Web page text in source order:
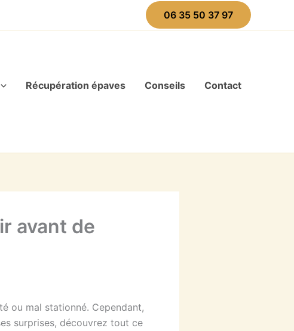
06 35 50 37 97
Récupération épaves Conseils Contact
avant de
ou mal stationné. Cependant,
surprises, découvrez tout ce